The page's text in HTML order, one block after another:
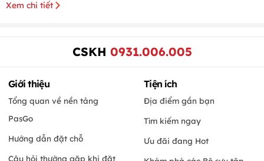
Xem chi tiết
CSKH 0931.006.005
Giới thiệu
Tổng quan về nền tảng
PasGo
Hướng dẫn đặt chỗ
Câu hỏi thường gặp khi đặt
Tiện ích
Địa điểm gần bạn
Tìm kiếm ngay
Ưu đãi đang Hot